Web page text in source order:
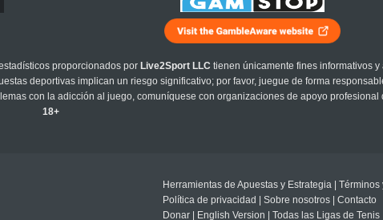
proporcionados por Live2Sport LLC tienen únicamente fines informativos y
deportivas implican un riesgo significativo; por favor, juegue de forma
con la adicción al juego, comuníquese con organizaciones de apoyo profesional
18+
Herramientas de Apuestas y Estrategia
Términos
Política de privacidad
Sobre nosotros
Contacto
Donar
English Version Todas las Ligas de Tenis